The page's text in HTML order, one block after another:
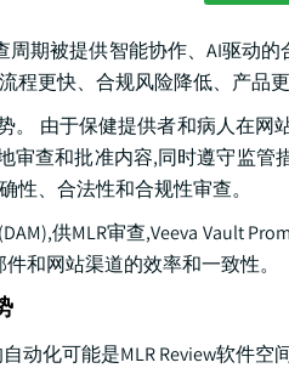
周期被提供智能协作、AI驱动
程更快、合规风险降低、产品
。 由于保健提供者和病人在
审查和批准内容,同时遵守监管
性、合法性和合规性审查。
供MLR审查,Veeva Vault
和网站渠道的效率和一致性。
动化可能是MLR Review软件